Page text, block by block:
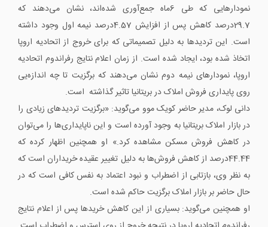
نمودارهایی که طی 6ماه جمع‌آوری شده‌اند، نشان می‌دهند که
29.7درصد کاهش پس از افزایش 4.57درصد نیمه اول وجود داشته
است. این تردیدها به دلیل تصمیماتی که برای خروج از اتحادیه اروپا
اتخاذ شده بود، ایجاد شده است. از زمان اعلام نتایج رفراندوم اتحادیه
اروپا، نمودارهای نیمه دوم نشان می‌دهند که برگزیت تا چه اندازه‌یی
روی پایداری فروش املاک در بریتانیا تاثیر گذاشته است.
دانی لوک، مدیر حاضر کویک موو می‌گوید: «برگزیت تردید‌های زیادی را
در بازار املاک بریتانیا به وجود آورده است و این ناپایداری‌ها را می‌توان
در کاهش فروش مسکن مشاهده کرد.» او همچنین اظهار کرده که
44.44درصد از کاهش فروش‌ها به دلیل تغییر عقیده خریداران است که
به نظر وی، بازتابی از اضطراب و نبود اعتماد به نفس کافی است که در
حال حاضر بر بازار املاک برگزیت حاکم شده است.
او همچنین می‌گوید: بسیاری از این کاهش خریدها پس از اعلام نتایج